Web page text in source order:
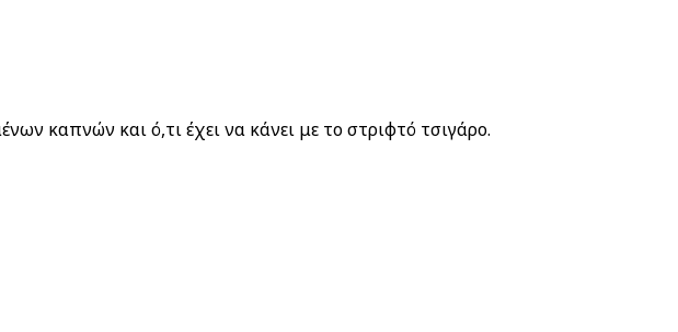
καπνών και ό,τι έχει να κάνει με το στριφτό τσιγάρο.